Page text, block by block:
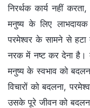
निरर्थक कार्य नहीं
मनुष्य के लिए
परमेश्वर के सामने से हटा
नरक में नष्ट कर देना है।
मनुष्य के स्वभाव को
विचारों को बदलना,
उसके पूरे जीवन को